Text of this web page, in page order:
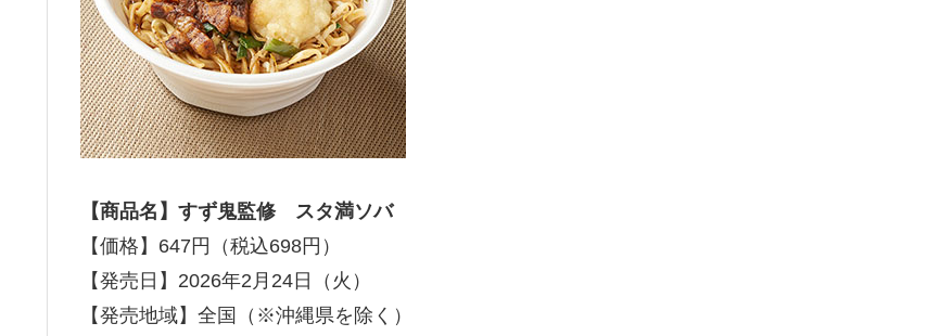
【商品名】すず鬼監修 スタ満ソバ
【価格】647円（税込698円）
【発売日】2026年2月24日（火）
【発売地域】全国（※沖縄県を除く）